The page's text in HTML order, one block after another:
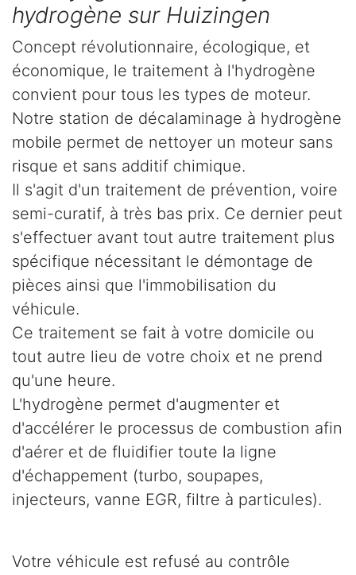
hydrogène sur Huizingen
Concept révolutionnaire, écologique, et
économique, le traitement à l'hydrogène
convient pour tous les types de moteur.
Notre station de décalaminage à hydrogène
mobile permet de nettoyer un moteur sans
risque et sans additif chimique.
Il s'agit d'un traitement de prévention, voire
semi-curatif, à très bas prix. Ce dernier peut
s'effectuer avant tout autre traitement plus
spécifique nécessitant le démontage de
pièces ainsi que l'immobilisation du
véhicule.
Ce traitement se fait à votre domicile ou
tout autre lieu de votre choix et ne prend
qu'une heure.
L'hydrogène permet d'augmenter et
d'accélérer le processus de combustion afin
d'aérer et de fluidifier toute la ligne
d'échappement (turbo, soupapes,
injecteurs, vanne EGR, filtre à particules).
Votre véhicule est refusé au contrôle